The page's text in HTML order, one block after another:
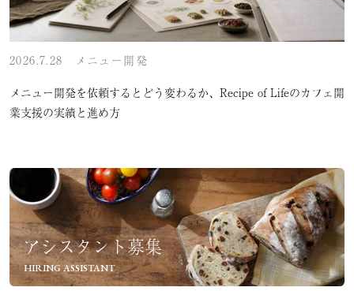
2026.7.28 メニュー開発
メニュー開発を依頼するとどう変わるか、Recipe of Lifeのカフェ開
業支援の実績と進め方
アシスタント募集
HIRING ASSISTANT